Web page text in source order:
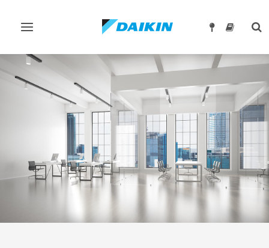
Превключване
навигация